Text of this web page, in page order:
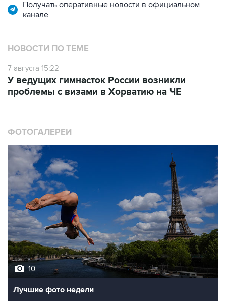
НОВОСТИ ПО ТЕМЕ
7 августа 15:22
проблемы с визами в Хорватию на ЧЕ
10
Лучшие фото недели